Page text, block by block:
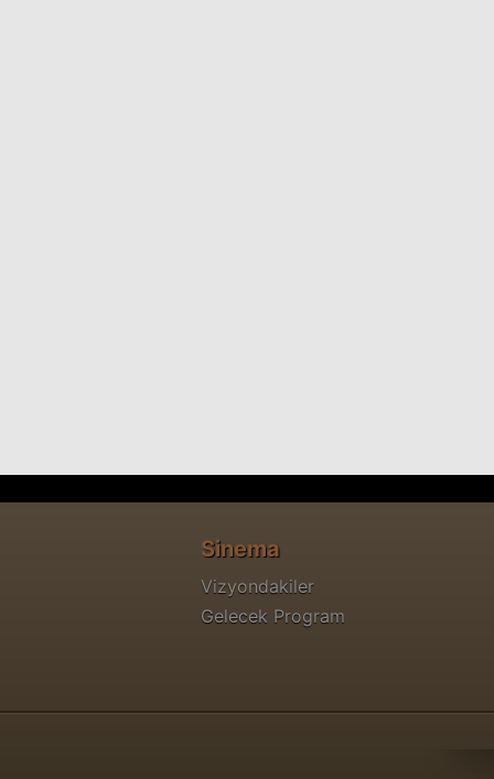
Sinema
Vizyondakiler
Gelecek Program